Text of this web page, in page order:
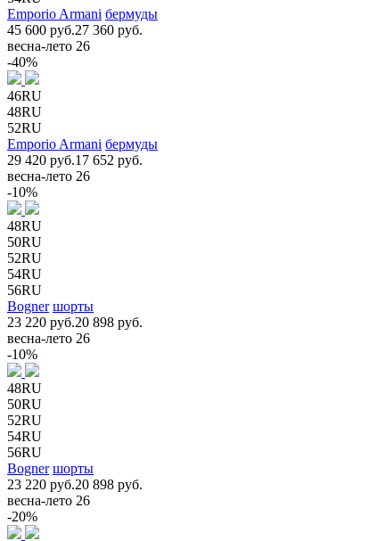
Emporio Armani бермуды
45 600 руб.27 360 руб.
весна-лето 26
-40%
46RU
48RU
52RU
Emporio Armani бермуды
29 420 руб.17 652 руб.
весна-лето 26
-10%
48RU
50RU
52RU
54RU
56RU
Bogner шорты
23 220 руб.20 898 руб.
весна-лето 26
-10%
48RU
50RU
52RU
54RU
56RU
Bogner шорты
23 220 руб.20 898 руб.
весна-лето 26
-20%